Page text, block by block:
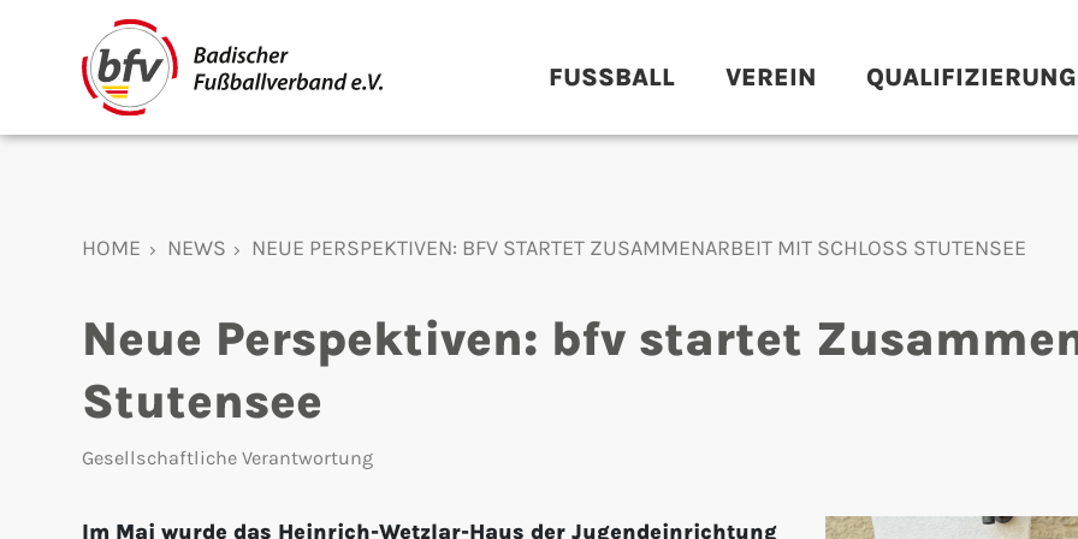
FUSSBALL VEREIN QUALIFIZIERUNG
HOME NEWS NEUE PERSPEKTIVEN: BFV STARTET ZUSAMMENARBEIT MIT SCHLOSS STUTENSEE
Neue Perspektiven: bfv startet
Stutensee
Gesellschaftliche Verantwortung
Im Mai wurde das Heinrich-Wetzlar-Haus der Jugendeinrichtung